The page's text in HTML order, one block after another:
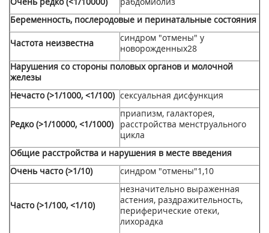
Беременность, послеродовые и перинатальные состояния
Частота неизвестна
синдром "отмены" у
новорожденных28
Нарушения со стороны половых органов и молочной
железы
Нечасто (>1/1000, <1/100) сексуальная дисфункция
Редко (>1/10000, <1/1000)
приапизм, галакторея,
расстройства менструального
цикла
Общие расстройства и нарушения в месте введения
Очень часто (>1/10)
синдром "отмены"1,10
Часто (>1/100, <1/10)
незначительно выраженная
астения, раздражительность,
периферические отеки,
лихорадка